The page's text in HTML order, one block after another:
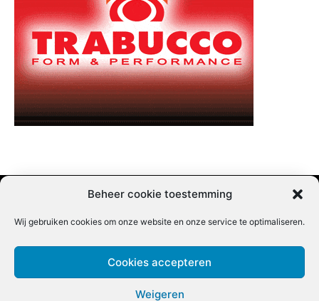
Beheer cookie toestemming
Wij gebruiken cookies om onze website en onze service te optimaliseren.
Cookies accepteren
Weigeren
Nieuwsbrief inschrijven | Partner content